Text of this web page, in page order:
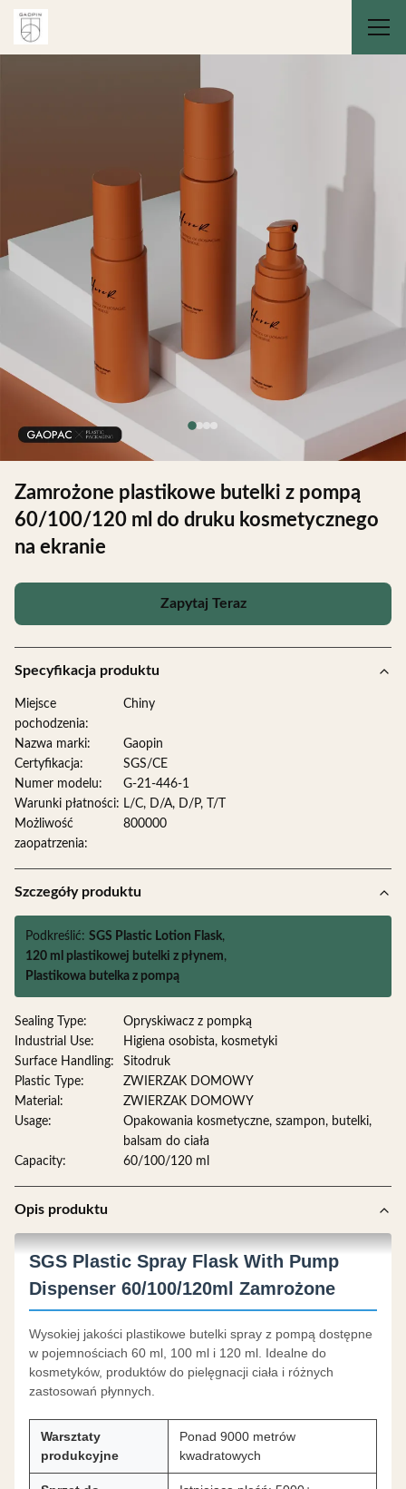
Zamrożone plastikowe butelki z pompą
60/100/120 ml do druku kosmetycznego
na ekranie
Zapytaj Teraz
Specyfikacja produktu
Miejsce
pochodzenia:
Chiny
Nazwa marki:
Gaopin
Certyfikacja:
SGS/CE
Numer modelu:
G-21-446-1
Warunki płatności: L/C, D/A, D/P, T/T
Możliwość
zaopatrzenia:
800000
Szczegóły produktu
Podkreślić: SGS Plastic Lotion Flask,
120 ml plastikowej butelki z płynem,
Plastikowa butelka z pompą
Sealing Type:
Opryskiwacz z pompką
Industrial Use:
Higiena osobista, kosmetyki
Surface Handling:
Sitodruk
Plastic Type:
ZWIERZAK DOMOWY
Material:
ZWIERZAK DOMOWY
Usage:
Opakowania kosmetyczne, szampon, butelki,
balsam do ciała
Capacity:
60/100/120 ml
Opis produktu
SGS Plastic Spray Flask With Pump
Dispenser 60/100/120ml Zamrożone
Wysokiej jakości plastikowe butelki spray z pompą dostępne
w pojemnościach 60 ml, 100 ml i 120 ml. Idealne do
kosmetyków, produktów do pielęgnacji ciała i różnych
zastosowań płynnych.
Warsztaty
produkcyjne
Ponad 9000 metrów
kwadratowych